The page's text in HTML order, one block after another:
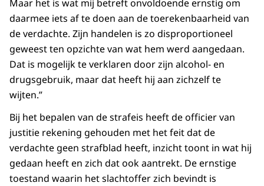
Maar het is wat mij betreft onvoldoende ernstig om
daarmee iets af te doen aan de toerekenbaarheid van
de verdachte. Zijn handelen is zo disproportioneel
geweest ten opzichte van wat hem werd aangedaan.
Dat is mogelijk te verklaren door zijn alcohol- en
drugsgebruik, maar dat heeft hij aan zichzelf te
wijten.”
Bij het bepalen van de strafeis heeft de officier van
justitie rekening gehouden met het feit dat de
verdachte geen strafblad heeft, inzicht toont in wat hij
gedaan heeft en zich dat ook aantrekt. De ernstige
toestand waarin het slachtoffer zich bevindt is